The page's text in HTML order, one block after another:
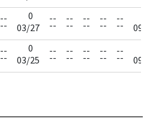
--
--
0
03/27
--
--
--
--
--
--
--
--
--
--
09/
--
--
0
03/25
--
--
--
--
--
--
--
--
--
--
09/